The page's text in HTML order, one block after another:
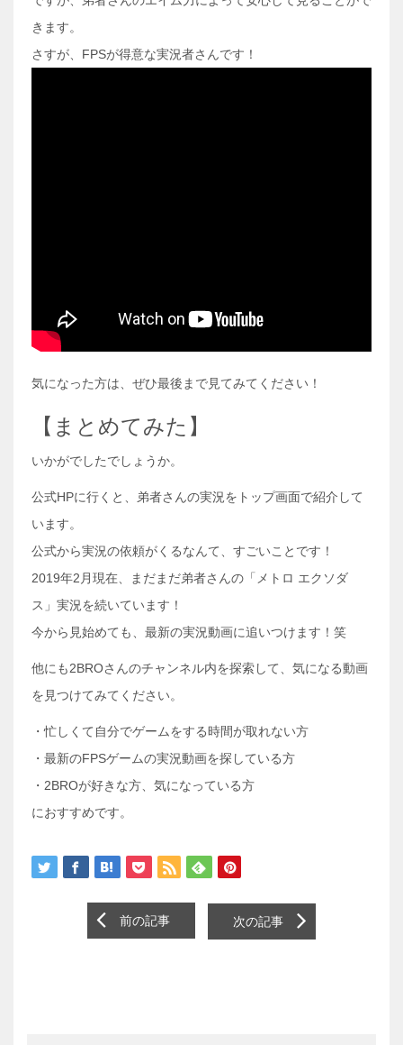
きます。
さすが、FPSが得意な実況者さんです！
気になった方は、ぜひ最後まで見てみてください！
【まとめてみた】
いかがでしたでしょうか。
公式HPに行くと、弟者さんの実況をトップ画面で紹介して
います。
公式から実況の依頼がくるなんて、すごいことです！
2019年2月現在、まだまだ弟者さんの「メトロ エクソダ
ス」実況を続いています！
今から見始めても、最新の実況動画に追いつけます！笑
他にも2BROさんのチャンネル内を探索して、気になる動画
を見つけてみてください。
・忙しくて自分でゲームをする時間が取れない方
・最新のFPSゲームの実況動画を探している方
・2BROが好きな方、気になっている方
におすすめです。
前の記事 次の記事